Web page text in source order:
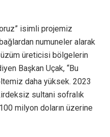
isimli projemiz
numuneler alarak
üreticisi bölgelerin
Başkan Uçak, “Bu
daha yüksek. 2023
sultani sofralık
milyon doların üzerine